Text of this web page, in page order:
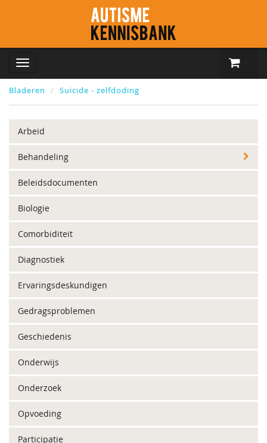
Bladeren Suïcide - zelfdoding
Arbeid
Behandeling
Beleidsdocumenten
Biologie
Comorbiditeit
Diagnostiek
Ervaringsdeskundigen
Gedragsproblemen
Geschiedenis
Onderwijs
Onderzoek
Opvoeding
Participatie